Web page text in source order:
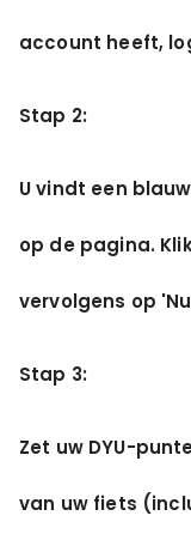
Ebike
AAN WINKELWAGEN
account heeft,
Stap 2:
U vindt een
op de pagina.
vervolgens op
Stap 3:
Zet uw DYU-
van uw fiets